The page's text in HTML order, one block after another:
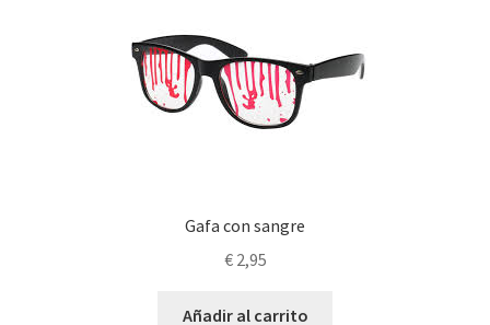
Gafa con sangre
€2,95
Añadir al carrito